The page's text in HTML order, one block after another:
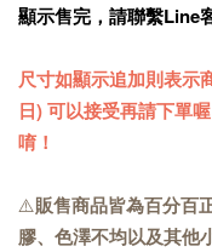
顯示售完，請聯繫Line
尺寸如顯示追加則表示
日) 可以接受再請下單
唷！
⚠️販售商品皆為百分百
膠、色澤不均以及其他